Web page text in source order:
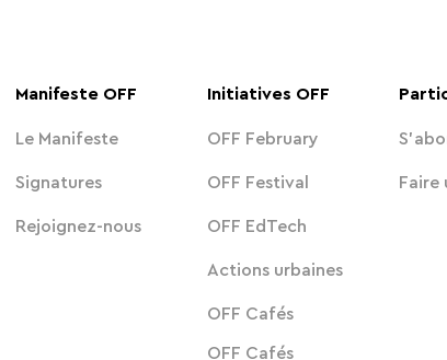
Manifeste OFF
Le Manifeste
Signatures
Rejoignez-nous
Initiatives OFF
OFF February
OFF Festival Faire
OFF EdTech
Actions urbaines
OFF Cafés
OFF Cafés